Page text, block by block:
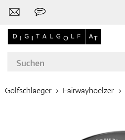
Golfschlaeger Fairwayhoelzer